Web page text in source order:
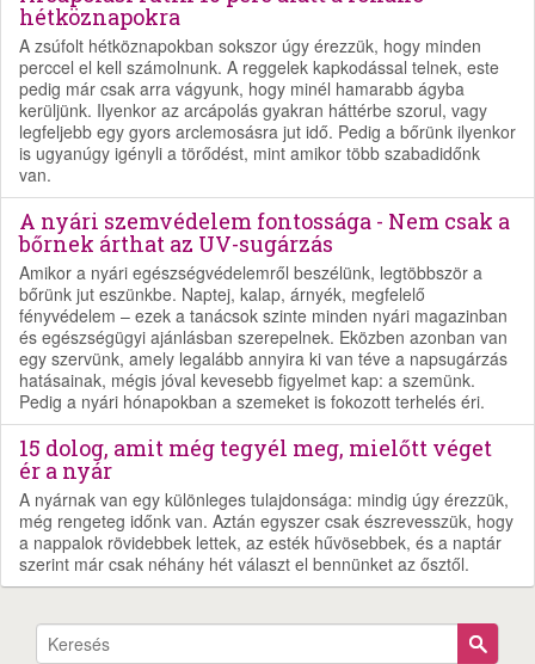
hétköznapokra
A zsúfolt hétköznapokban sokszor úgy érezzük, hogy minden
perccel el kell számolnunk. A reggelek kapkodással telnek, este
pedig már csak arra vágyunk, hogy minél hamarabb ágyba
kerüljünk. Ilyenkor az arcápolás gyakran háttérbe szorul, vagy
legfeljebb egy gyors arclemosásra jut idő. Pedig a bőrünk ilyenkor
is ugyanúgy igényli a törődést, mint amikor több szabadidőnk
van.
A nyári szemvédelem fontossága - Nem csak a
bőrnek árthat az UV-sugárzás
Amikor a nyári egészségvédelemről beszélünk, legtöbbször a
bőrünk jut eszünkbe. Naptej, kalap, árnyék, megfelelő
fényvédelem – ezek a tanácsok szinte minden nyári magazinban
és egészségügyi ajánlásban szerepelnek. Eközben azonban van
egy szervünk, amely legalább annyira ki van téve a napsugárzás
hatásainak, mégis jóval kevesebb figyelmet kap: a szemünk.
Pedig a nyári hónapokban a szemeket is fokozott terhelés éri.
15 dolog, amit még tegyél meg, mielőtt véget
ér a nyár
A nyárnak van egy különleges tulajdonsága: mindig úgy érezzük,
még rengeteg időnk van. Aztán egyszer csak észrevesszük, hogy
a nappalok rövidebbek lettek, az esték hűvösebbek, és a naptár
szerint már csak néhány hét választ el bennünket az ősztől.